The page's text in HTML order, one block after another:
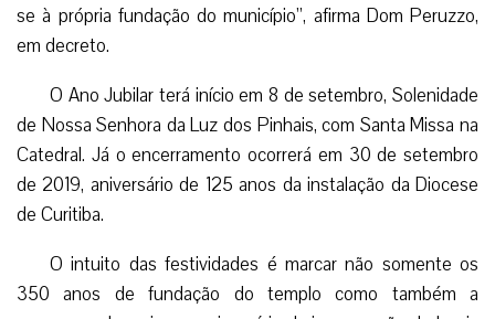
se à própria fundação do município”, afirma Dom Peruzzo,
em decreto.
O Ano Jubilar terá início em 8 de setembro, Solenidade
de Nossa Senhora da Luz dos Pinhais, com Santa Missa na
Catedral. Já o encerramento ocorrerá em 30 de setembro
de 2019, aniversário de 125 anos da instalação da Diocese
de Curitiba.
O intuito das festividades é marcar não somente os
350 anos de fundação do templo como também a